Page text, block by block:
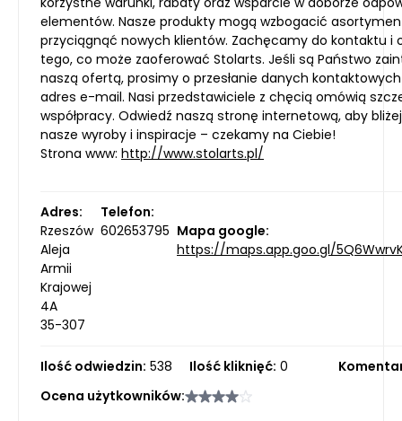
elementów. Nasze produkty mogą wzbogacić
przyciągnąć nowych klientów. Zachęcamy do kontaktu i
tego, co może zaoferować Stolarts. Jeśli są Państwo
naszą ofertą, prosimy o przesłanie danych
adres e-mail. Nasi przedstawiciele z chęcią omówią
współpracy. Odwiedź naszą stronę internetową, aby
nasze wyroby i inspiracje – czekamy na Ciebie!
Strona www: http://www.stolarts.pl/
Adres:
Rzeszów
Aleja
Armii
Krajowej
4A
35-307
Telefon:
602653795 Mapa google:
https://maps.app.goo.gl/
Ilość odwiedzin: 538 Ilość kliknięć: 0
Ocena użytkowników: